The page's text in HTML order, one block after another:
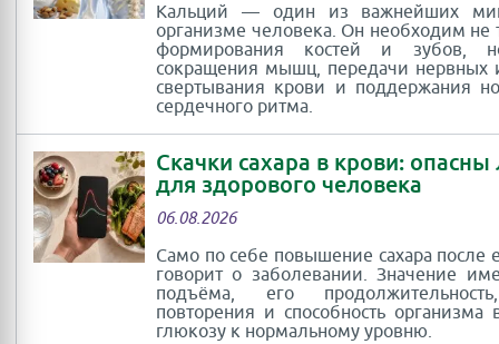
Кальций — один из важнейших
организме человека. Он необходим не
формирования костей и зубов,
сокращения мышц, передачи нервных
свертывания крови и поддержания
сердечного ритма.
Скачки сахара в крови: опасны
для здорового человека
06.08.2026
Само по себе повышение сахара после
говорит о заболевании. Значение
подъёма, его
повторения и способность организма
глюкозу к нормальному уровню.